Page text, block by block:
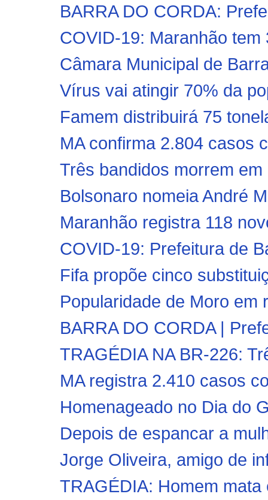
BARRA DO CORDA:
COVID-19: Maranhão
Câmara Municipal de
Vírus vai atingir 70% da
Famem distribuirá 75
MA confirma 2.804 casos
Três bandidos morrem
Bolsonaro nomeia André
Maranhão registra 118
COVID-19: Prefeitura de
Fifa propõe cinco
Popularidade de Moro em
BARRA DO CORDA |
TRAGÉDIA NA BR-226:
MA registra 2.410 casos
Homenageado no Dia do
Depois de espancar a
Jorge Oliveira, amigo de
TRAGÉDIA: Homem